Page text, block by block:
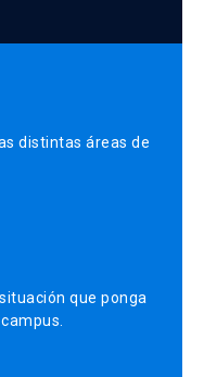
distintas áreas de
que ponga